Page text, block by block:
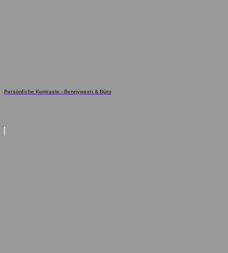
Persönliche Kontraste - Bennyween & Büro